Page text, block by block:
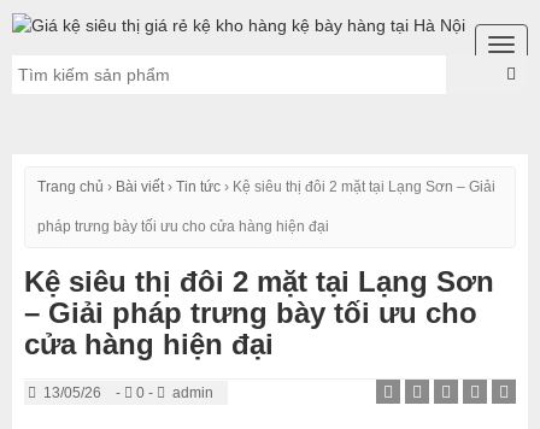
Trang chủ › Bài viết› Tin tức › Kệ siêu thị đôi 2 mặt tại Lạng Sơn – Giải
pháp trưng bày tối ưu cho cửa hàng hiện đại
Kệ siêu thị đôi 2 mặt tại Lạng Sơn
– Giải pháp trưng bày tối ưu cho
cửa hàng hiện đại
13/05/26 - 0 - admin